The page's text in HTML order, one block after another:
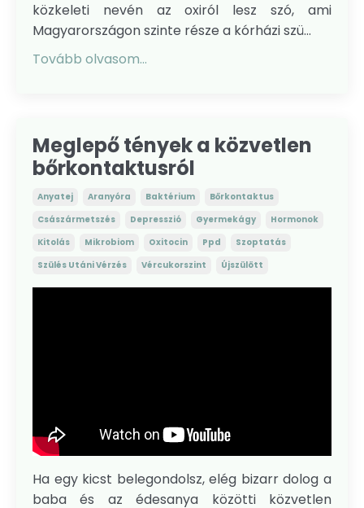
közkeleti nevén az oxiról lesz szó, ami
Magyarországon szinte része a kórházi szü...
Tovább olvasom...
Meglepő tények a közvetlen
bőrkontaktusról
Anyatej Aranyóra Baktérium
Bőrkontaktus
Császármetszés
Depresszió Gyermekágy
Hormonok
Kitolás
Mikrobiom Oxitocin Ppd
Szoptatás
Szülés Utáni Vérzés
Vércukorszint Újszülött
Ha egy kicst belegondolsz, elég bizarr dolog a
baba és az édesanya közötti közvetlen